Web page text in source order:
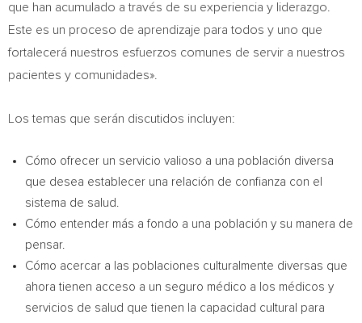
que han acumulado a través de su experiencia y liderazgo.
Este es un proceso de aprendizaje para todos y uno que
fortalecerá nuestros esfuerzos comunes de servir a nuestros
pacientes y comunidades».
Los temas que serán discutidos incluyen:
Cómo ofrecer un servicio valioso a una población diversa
que desea establecer una relación de confianza con el
sistema de salud.
Cómo entender más a fondo a una población y su manera de
pensar.
Cómo acercar a las poblaciones culturalmente diversas que
ahora tienen acceso a un seguro médico a los médicos y
servicios de salud que tienen la capacidad cultural para